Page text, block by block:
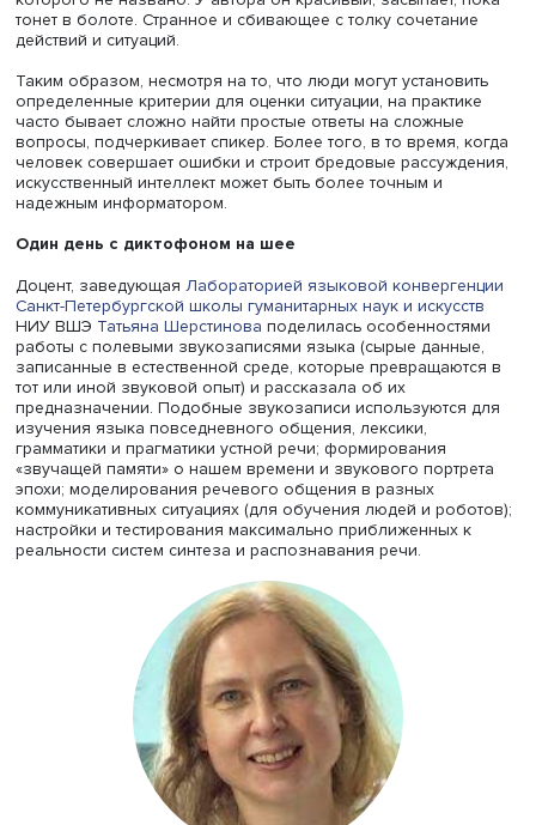
Был красивый полон удивленья
Что заснул в болоте утопая
Страшно близко к лучшим временам
И проснулся на высоком месте
Облака поднимутся к лазури
Поцелуют небо наяву
Что мы видим здесь? Есть какой-то непонятный «он»,
которого не названо. У автора он красивый, засыпает,
тонет в болоте. Странное и сбивающее с толку
действий и ситуаций.
Таким образом, несмотря на то, что люди могут
определенные критерии для оценки ситуации, на
часто бывает сложно найти простые ответы на сложные
вопросы, подчеркивает спикер. Более того, в то время,
человек совершает ошибки и строит бредовые
искусственный интеллект может быть более точным и
надежным информатором.
Один день с диктофоном на шее
Доцент, заведующаяЛабораторией языковой
Санкт-Петербургской школы гуманитарных наук и
Татьяна Шерстинова
поделилась